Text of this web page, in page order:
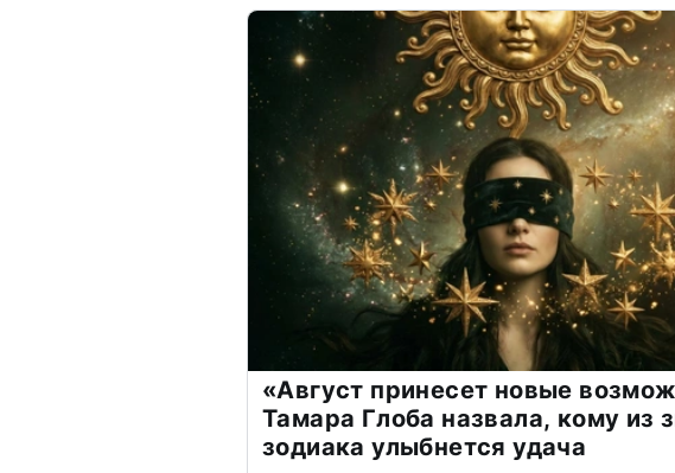
«Август принесет новые
Тамара Глоба назвала, кому из
зодиака улыбнется удача